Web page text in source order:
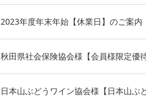
2023年度年末年始【休業日】のご案内
秋田県社会保険協会様【会員様限定優
日本山ぶどうワイン協会様【日本山ぶ